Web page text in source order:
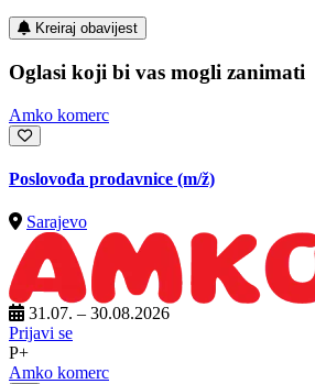
Kreiraj obavijest
Oglasi koji bi vas mogli zanimati
Amko komerc
Poslovođa prodavnice (m/ž)
Sarajevo
31.07. – 30.08.2026
Prijavi se
P+
Amko komerc